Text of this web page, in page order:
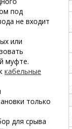
под
не входит
или
муфте.
кабельные
только
для срыва